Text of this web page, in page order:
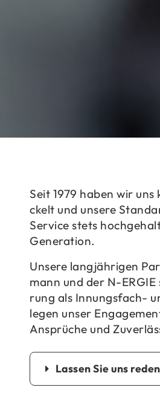
Seit 1979 haben wir
ckelt und un­se­re
Ser­vice stets
Ge­nera­ti­on.
Un­se­re lang­jäh­ri­gen
mann und der N-​
rung als Innungsfach-​
le­gen unser
An­sprü­che und
Las­sen Sie uns reden